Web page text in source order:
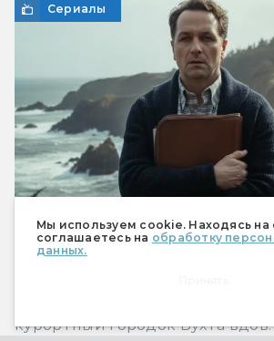
Мы используем cookie. Находясь на
соглашаетесь на обработку
данных.
Сериалы
курортный городок Бухта